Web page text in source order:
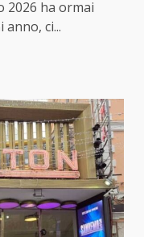
2026 ha ormai
ci...